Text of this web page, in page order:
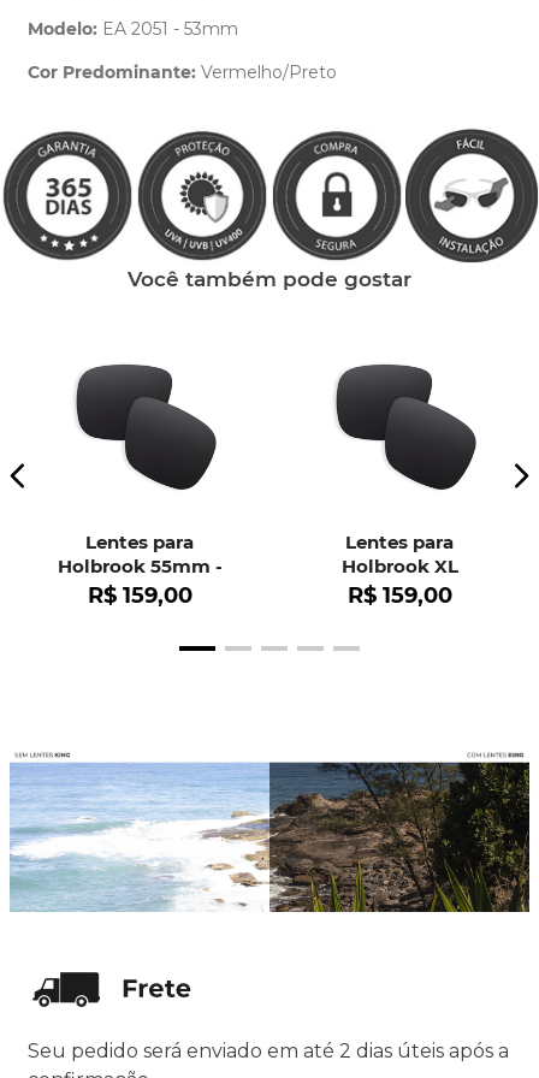
Modelo: EA 2051 - 53mm
Cor Predominante: Vermelho/Preto
Você também pode gostar
Lentes para
Holbrook 55mm -
OO9102
R$ 159,00
Lentes para
Holbrook XL
R$ 159,00
Seu pedido será enviado em até 2 dias úteis após a